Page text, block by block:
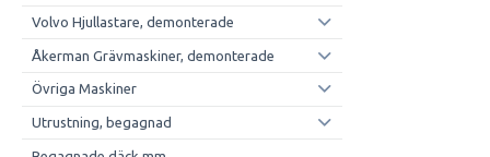
Volvo Hjullastare, demonterade
Åkerman Grävmaskiner, demonterade
Övriga Maskiner
Utrustning, begagnad